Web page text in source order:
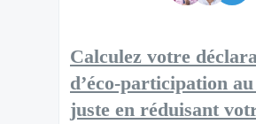
Calculez votre
d’éco-participation
juste en réduisant